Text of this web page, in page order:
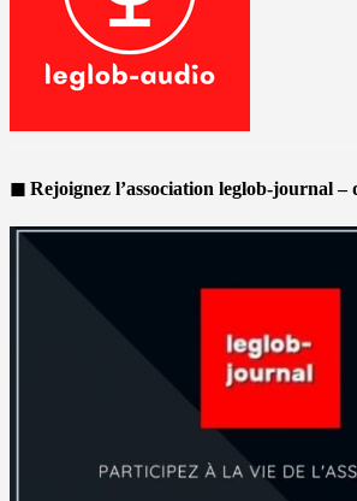
◼ Rejoignez l’association leglob-journal –